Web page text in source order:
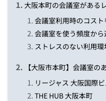
大阪本町の会議室がある
会議室利用時のコスト
会議室を使う頻度か
ストレスのない利用
【大阪市本町】会議室
リージャス 大阪国際
THE HUB 大阪本町